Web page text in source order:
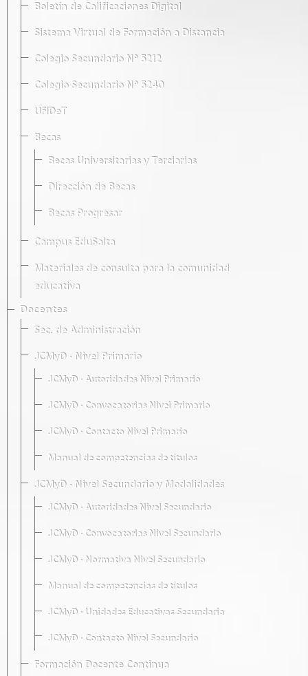
Boletín de Calificaciones Digital
Sistema Virtual de Formación a Distancia
Colegio Secundario Nº 5212
Colegio Secundario Nº 5240
UFIDeT
Becas
Becas Universitarias y Terciarias
Dirección de Becas
Becas Progresar
Campus EduSalta
Materiales de consulta para la comunidad
educativa
Docentes
Sec. de Administración
JCMyD · Nivel Primario
JCMyD · Autoridades Nivel Primario
JCMyD · Convocatorias Nivel Primario
JCMyD · Contacto Nivel Primario
Manual de competencias de títulos
JCMyD · Nivel Secundario y Modalidades
JCMyD · Autoridades Nivel Secundario
JCMyD · Convocatorias Nivel Secundario
JCMyD · Normativa Nivel Secundario
Manual de competencias de títulos
JCMyD · Unidades Educativas Secundaria
JCMyD · Contacto Nivel Secundario
Formación Docente Continua